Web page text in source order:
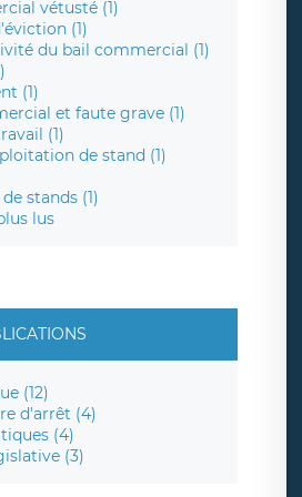
vétusté (1)
(1)
du bail commercial (1)
(1)
et faute grave (1)
(1)
de stand (1)
stands (1)
lus
(12)
d'arrêt (4)
(4)
(3)